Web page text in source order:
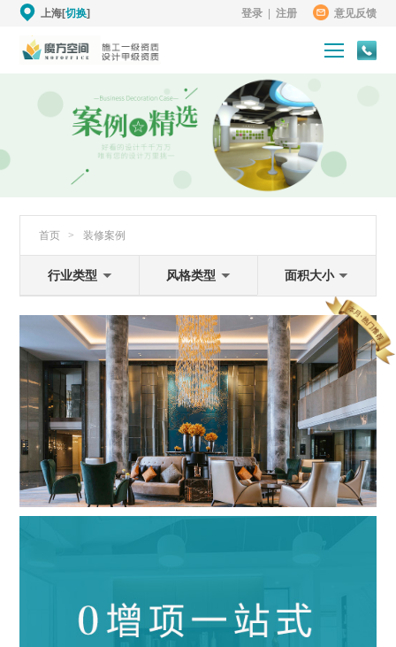
上海[切换] 登录 注册 意见反馈
首页 > 装修案例
行业类型 风格类型 面积大小
卓越铂尔曼酒店
五星级酒店 | 28000m² | 混搭风
查看详情 算算这么装修多少钱